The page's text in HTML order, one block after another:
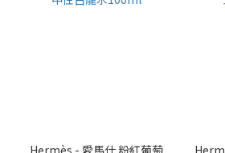
Hermès - 愛馬仕 粉紅葡萄